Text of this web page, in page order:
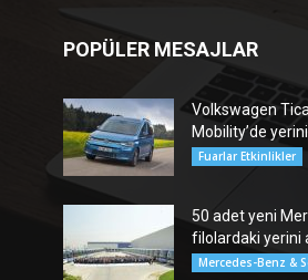
POPÜLER MESAJLAR
Volkswagen
Mobility’de yerini
Fuarlar Etkinlikler
50 adet yeni
filolardaki yerini
Mercedes-Benz &